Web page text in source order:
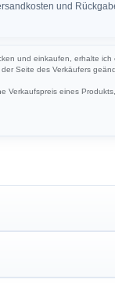
und
und einkaufen, erhalte
Seite des Verkäufers
Verkaufspreis eines